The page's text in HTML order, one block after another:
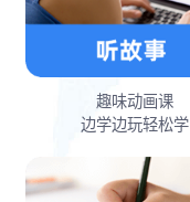
趣味动画课
边学边玩轻松学